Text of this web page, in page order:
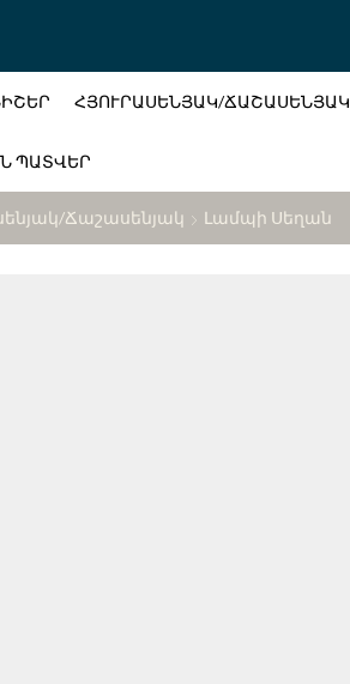
ՀՅՈՒՐԱՍԵՆՅԱԿ/ՃԱՇԱՍԵՆՅԱԿ
ՊԱՏՎԵՐ
ճաշասենյակ Լամպի Սեղան